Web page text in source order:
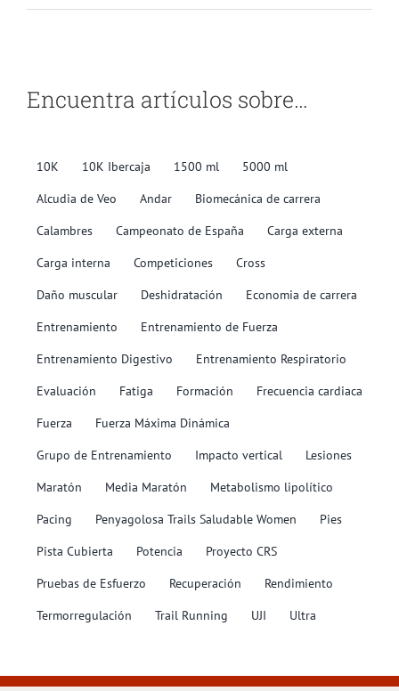
Encuentra artículos sobre…
10K 10K Ibercaja 1500 ml
5000 ml
Alcudia de Veo
Andar
Biomecánica de carrera
Calambres
Campeonato de España
Carga externa
Carga interna
Competiciones
Cross
Daño muscular
Deshidratación
Economia de carrera
Entrenamiento
Entrenamiento de Fuerza
Entrenamiento Digestivo
Entrenamiento Respiratorio
Evaluación
Fatiga Formación
Frecuencia cardiaca
Fuerza
Fuerza Máxima Dinámica
Grupo de Entrenamiento
Impacto vertical
Lesiones
Maratón
Media Maratón
Metabolismo lipolítico
Pacing
Penyagolosa Trails Saludable Women
Pies
Pista Cubierta
Potencia
Proyecto CRS
Pruebas de Esfuerzo
Recuperación
Rendimiento
Termorregulación
Trail Running UJI Ultra